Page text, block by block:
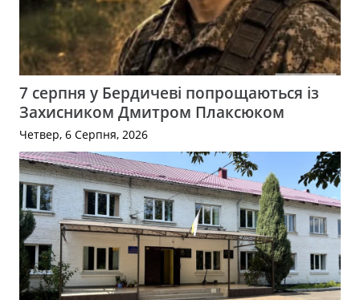
7 серпня у Бердичеві попрощаються із
Захисником Дмитром Плаксюком
Четвер, 6 Серпня, 2026